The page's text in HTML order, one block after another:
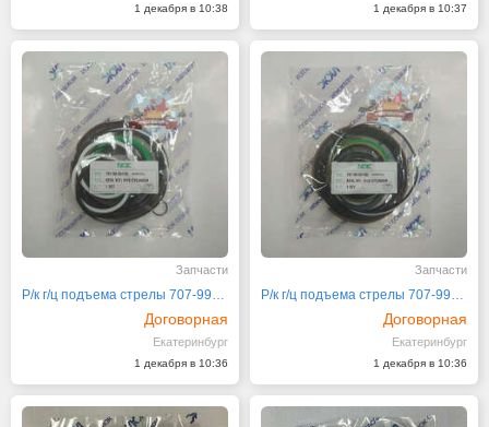
1 декабря в 10:38 1 декабря в 10:37
Запчасти
Договорная
Екатеринбург
1 декабря в 10:36
Запчасти
Договорная
Екатеринбург
1 декабря в 10:36